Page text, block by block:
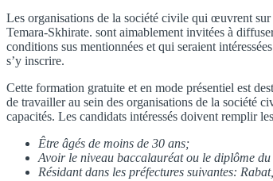
Les organisations de la société civile qui œuvrent
Temara-Skhirate. sont aimablement invitées à
conditions sus mentionnées et qui seraient
s’y inscrire.
Cette formation gratuite et en mode présentiel est
de travailler au sein des organisations de la société
capacités. Les candidats intéressés doivent remplir
Être âgés de moins de 30 ans;
Avoir le niveau baccalauréat ou le diplôme
Résidant dans les préfectures suivantes: